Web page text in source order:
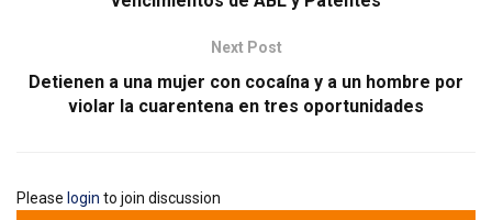
Next Post
Detienen a una mujer con cocaína y a un hombre por
violar la cuarentena en tres oportunidades
Please login to join discussion